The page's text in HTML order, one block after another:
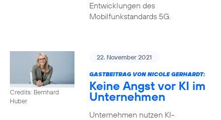
Entwicklungen des
Mobilfunkstandards 5G.
Credits: Bernhard
Huber
22. November 2021
GASTBEITRAG VON NICOLE GERHARDT:
Keine Angst vor KI im
Unternehmen
Unternehmen nutzen KI-